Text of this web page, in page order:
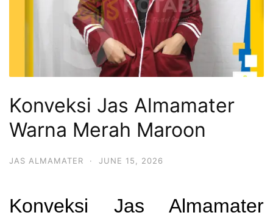
Konveksi Jas Almamater
Warna Merah Maroon
JAS ALMAMATER · JUNE 15, 2026
Konveksi Jas Almamater